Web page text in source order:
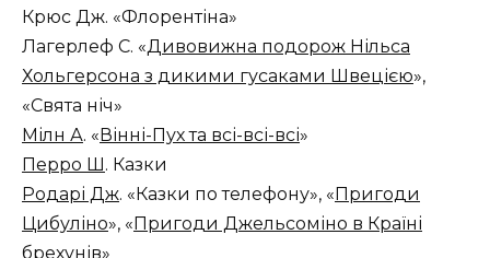
Крюс Дж. «Флорентіна»
Лагерлеф С. «Дивовижна подорож Нільса
Хольгерсона з дикими гусаками Швецією»,
«Свята ніч»
Мілн А. «Вінні-Пух та всі-всі-всі»
Перро Ш. Казки
Родарі Дж. «Казки по телефону», «Пригоди
Цибуліно», «Пригоди Джельсоміно в Країні
брехунів»